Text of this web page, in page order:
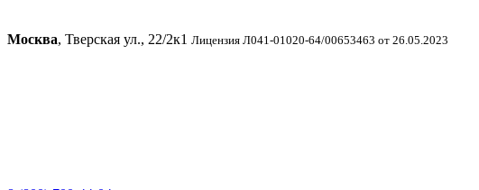
Москва, Тверская ул., 22/2к1 Лицензия Л041-01020-64/00653463 от 26.05.2023